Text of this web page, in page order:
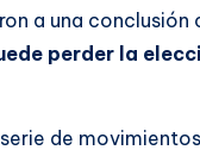
a una conclusión
perder la
de